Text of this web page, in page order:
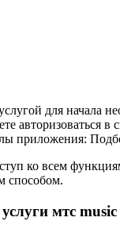
для начала
авторизоваться
приложения:
ко всем
способом.
мтс music